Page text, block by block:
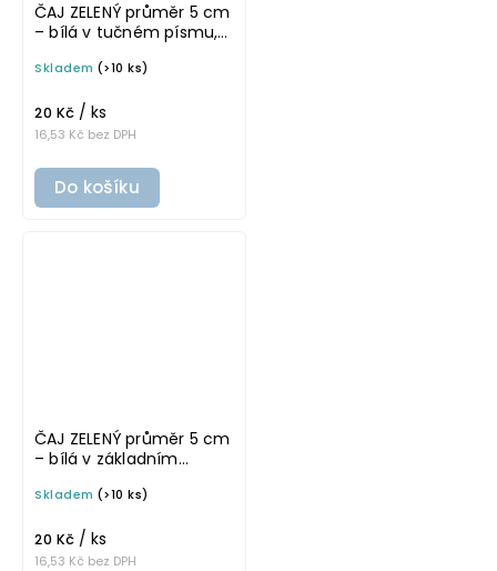
ČAJ ZELENÝ průměr 5 cm
– bílá v tučném písmu,
na potravinové dózy
Skladem (>10 ks)
16,53 Kč bez DPH
20 Kč / ks
Do košíku
ČAJ ZELENÝ průměr 5 cm
– bílá v základním
samolepka na
Skladem (>10 ks)
16,53 Kč bez DPH
20 Kč / ks